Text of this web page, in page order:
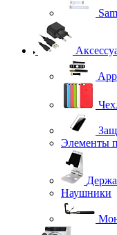
Элементы
Наушники